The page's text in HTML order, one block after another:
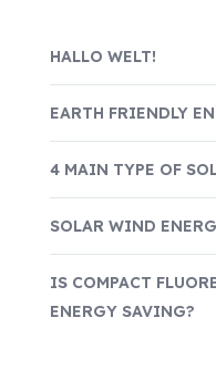
HALLO WELT!
EARTH FRIENDLY
4 MAIN TYPE OF
SOLAR WIND
IS COMPACT
ENERGY SAVING?